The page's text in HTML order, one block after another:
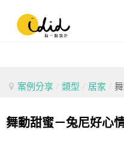
案例分享 / 類型 / 居家 /
舞動甜蜜－兔尼好心